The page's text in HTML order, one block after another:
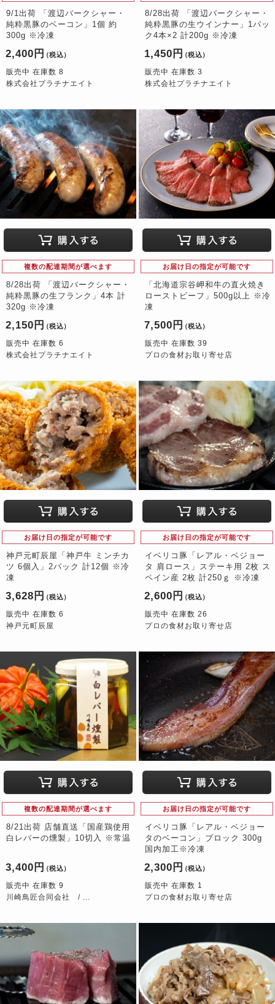
9/1出荷 「渡辺バークシャー・
純粋黒豚のベーコン」1個 約
300g ※冷凍
2,400円 （税込）
販売中 在庫数 8
株式会社プラチナエイト
8/28出荷 「渡辺バークシャー・
純粋黒豚の生ウインナー」1パッ
ク4本×2 計200g ※冷凍
1,450円 （税込）
販売中 在庫数 3
株式会社プラチナエイト
複数の配達期間が選べます
8/28出荷 「渡辺バークシャー・
純粋黒豚の生フランク」4本 計
320g ※冷凍
2,150円 （税込）
販売中 在庫数 6
株式会社プラチナエイト
お届け日の指定が可能です
「北海道宗谷岬和牛の直火焼き
ローストビーフ」500g以上 ※冷
凍
7,500円 （税込）
販売中 在庫数 39
プロの食材お取り寄せ店
お届け日の指定が可能です
神戸元町辰屋「神戸牛 ミンチカ
ツ 6個入」2パック 計12個 ※冷
凍
3,628円 （税込）
販売中 在庫数 6
神戸元町辰屋
お届け日の指定が可能です
イベリコ豚「レアル・ベジョー
タ 肩ロース」ステーキ用 2枚 ス
ペイン産 2枚 計250ｇ ※冷凍
2,600円 （税込）
販売中 在庫数 26
プロの食材お取り寄せ店
複数の配達期間が選べます
8/21出荷 店舗直送「国産鶏使用
白レバーの燻製」10切入 ※常温
3,400円 （税込）
販売中 在庫数 9
川崎鳥匠合同会社 / ...
お届け日の指定が可能です
イベリコ豚「レアル・ベジョー
タのベーコン」ブロック 300g
国内加工※冷凍
2,300円 （税込）
販売中 在庫数 1
プロの食材お取り寄せ店